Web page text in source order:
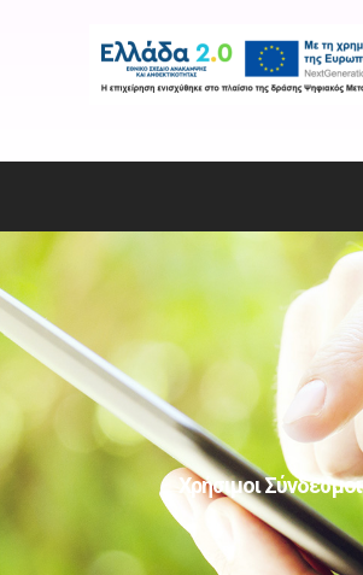
Χρήσιμοι Σύνδεσμοι